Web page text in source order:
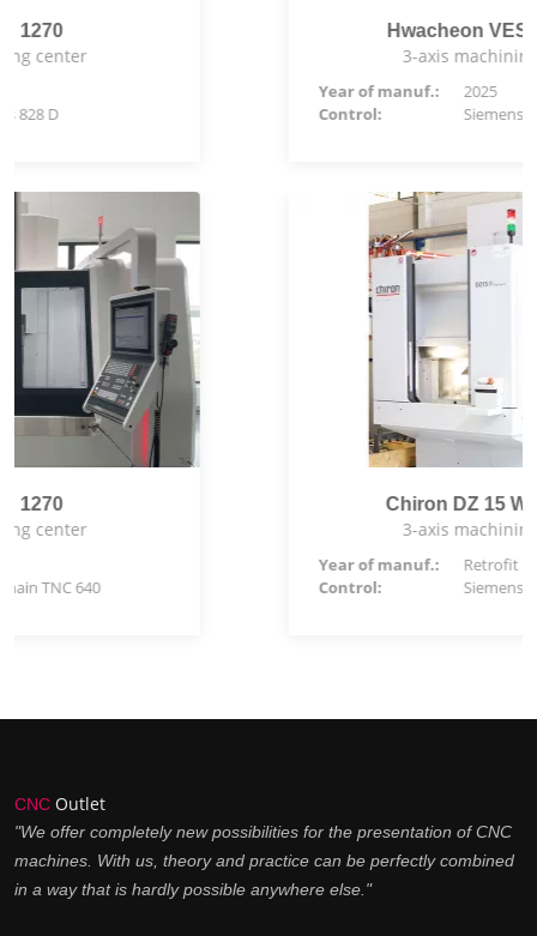
Siemens 828 D ShopMill
Control:
Siemens 840 D
CNC Outlet
"We offer completely new possibilities for the presentation of CNC
machines. With us, theory and practice can be perfectly combined
in a way that is hardly possible anywhere else."